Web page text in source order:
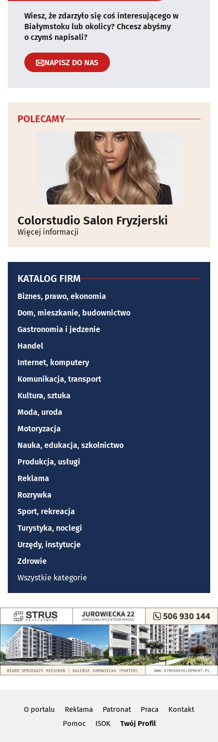
Wiesz, że zdarzyło się coś interesującego w
Białymstoku lub okolicy? Chcesz abyśmy
o czymś napisali?
NAPISZ DO NAS
POLECAMY
Colorstudio Salon Fryzjerski
Więcej informacji
KATALOG FIRM
Biznes, prawo, ekonomia
Dom, mieszkanie, budownictwo
Gastronomia i jedzenie
Handel
Internet, komputery
Komunikacja, transport
Kultura, sztuka
Moda, uroda
Motoryzacja
Nauka, edukacja, szkolnictwo
Produkcja, usługi
Reklama
Rozrywka
Sport, rekreacja
Turystyka, noclegi
Urzędy, instytucje
Zdrowie
Wszystkie kategorie
O portalu Reklama Patronat Praca
Kontakt
Pomoc
ISOK Twój Profil